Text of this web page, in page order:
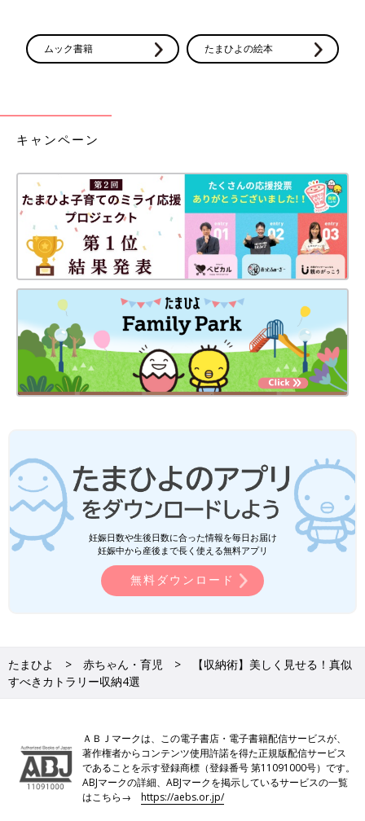
ムック書籍 たまひよの絵本
キャンペーン
妊娠日数や生後日数に合った情報を毎日お届け
妊娠中から産後まで長く使える無料アプリ
無料ダウンロード
たまひよ 赤ちゃん・育児
【収納術】美しく見せる！真似
すべきカトラリー収納4選
ＡＢＪマークは、この電子書店・電子書籍配信サービスが、
著作権者からコンテンツ使用許諾を得た正規版配信サービス
であることを示す登録商標（登録番号 第11091000号）です。
ABJマークの詳細、ABJマークを掲示しているサービスの一覧
はこちら→https://aebs.or.jp/